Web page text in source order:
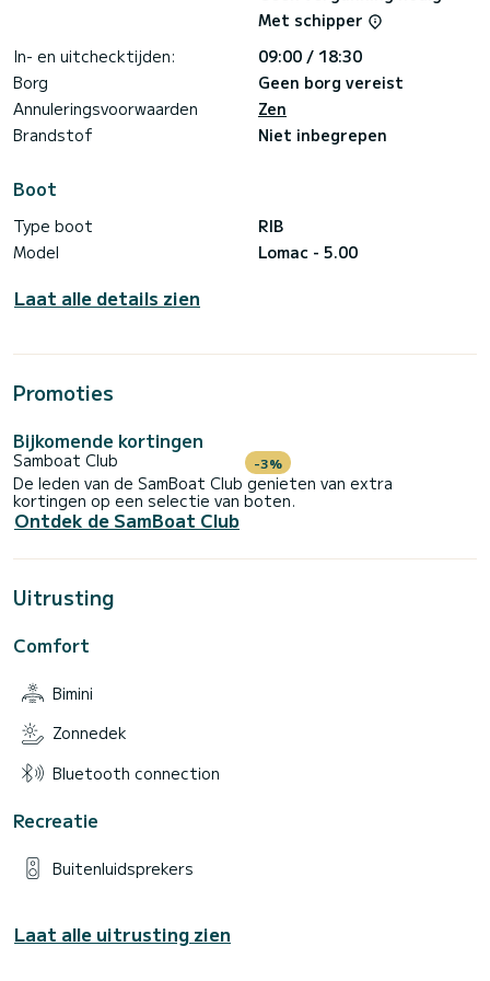
Met schipper
In- en uitchecktijden:
09:00 / 18:30
Borg
Geen borg vereist
Annuleringsvoorwaarden
Zen
Brandstof
Niet inbegrepen
Boot
Type boot
RIB
Model
Lomac - 5.00
Laat alle details zien
Promoties
Bijkomende kortingen
Samboat Club -3%
De leden van de SamBoat Club genieten van extra
kortingen op een selectie van boten.
Ontdek de SamBoat Club
Uitrusting
Comfort
Bimini
Zonnedek
Bluetooth connection
Recreatie
Buitenluidsprekers
Laat alle uitrusting zien